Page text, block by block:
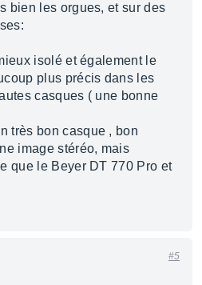
bien les orgues, et sur des
isolé et également le
plus précis dans les
casques ( une bonne
très bon casque , bon
image stéréo, mais
que le Beyer DT 770 Pro et
#5